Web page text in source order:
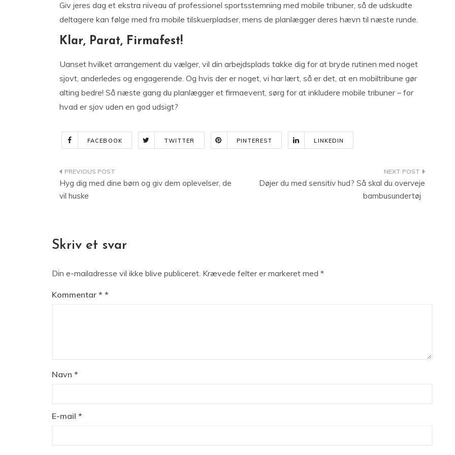
Giv jeres dag et ekstra niveau af professionel sportsstemning med mobile tribuner, så de udskudte
deltagere kan følge med fra mobile tilskuerpladser, mens de planlægger deres hævn til næste runde.
Klar, Parat, Firmafest!
Uanset hvilket arrangement du vælger, vil din arbejdsplads takke dig for at bryde rutinen med noget
sjovt, anderledes og engagerende. Og hvis der er noget, vi har lært, så er det, at en mobiltribune gør
alting bedre! Så næste gang du planlægger et firmaevent, sørg for at inkludere mobile tribuner – for
hvad er sjov uden en god udsigt?
FACEBOOK TWITTER PINTEREST LINKEDIN
Indlægsnavigation
Hyg dig med dine børn og giv dem oplevelser, de
vil huske
Døjer du med sensitiv hud? Så skal du overveje
bambusundertøj
Skriv et svar
Din e-mailadresse vil ikke blive publiceret. Krævede felter er markeret med *
Kommentar *
Navn *
E-mail *